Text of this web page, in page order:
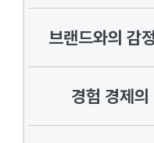
브랜드와의 감
경험 경제